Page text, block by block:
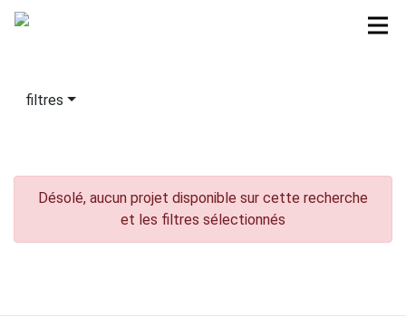
filtres
Désolé, aucun projet disponible sur cette recherche
et les filtres sélectionnés